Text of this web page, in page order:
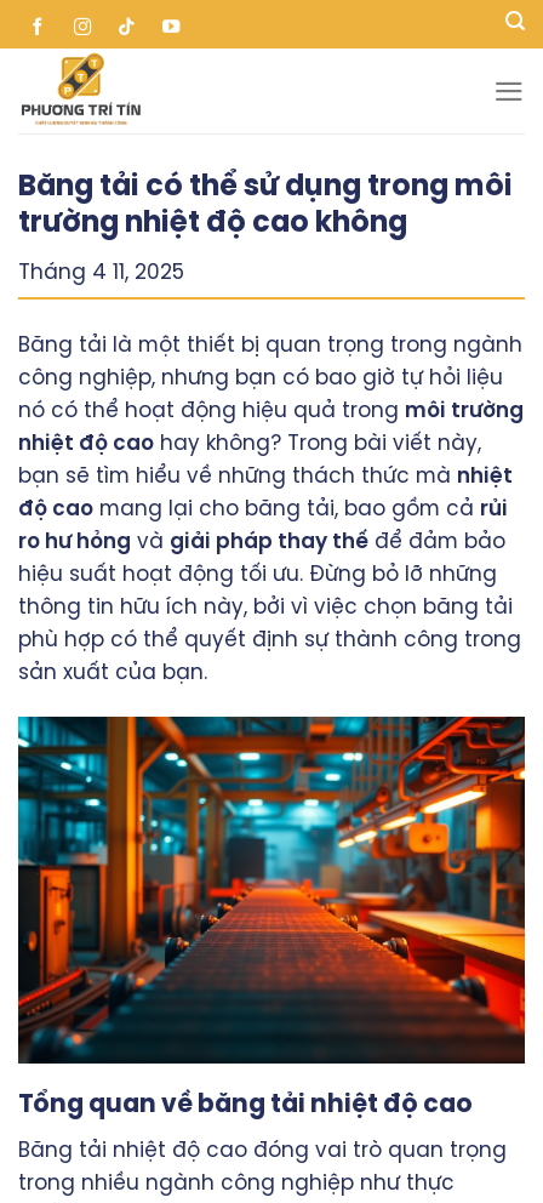
Skip
to
content
Băng tải có thể sử dụng trong môi
trường nhiệt độ cao không
Tháng 4 11, 2025
Băng tải là một thiết bị quan trọng trong ngành
công nghiệp, nhưng bạn có bao giờ tự hỏi liệu
nó có thể hoạt động hiệu quả trong môi trường
nhiệt độ cao hay không? Trong bài viết này,
bạn sẽ tìm hiểu về những thách thức mà nhiệt
độ cao mang lại cho băng tải, bao gồm cả rủi
ro hư hỏng và giải pháp thay thế để đảm bảo
hiệu suất hoạt động tối ưu. Đừng bỏ lỡ những
thông tin hữu ích này, bởi vì việc chọn băng tải
phù hợp có thể quyết định sự thành công trong
sản xuất của bạn.
Tổng quan về băng tải nhiệt độ cao
Băng tải nhiệt độ cao đóng vai trò quan trọng
trong nhiều ngành công nghiệp như thực